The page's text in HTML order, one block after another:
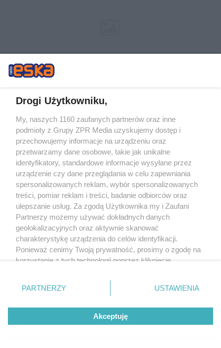
Żaden utwór zamieszczony w serwisie nie może być powielany i
rozpowszechniany lub dalej rozpowszechniany w jakikolwiek sposób (w
tym także elektroniczny lub mechaniczny) na jakimkolwiek polu
eksploatacji w jakiejkolwiek formie, włącznie z umieszczaniem w Internecie
bez pisemnej zgody właściciela praw. Jakiekolwiek użycie lub
wykorzystanie utworów w całości lub w części z naruszeniem prawa, tzn.
bez właściwej zgody, jest zabronione pod groźbą kary i może być ścigane
prawnie.
O nas
Nasze serwisy
Drogi Użytkowniku,
My, naszych 1160 zaufanych partnerów oraz inne
podmioty z Grupy ZPR Media uzyskujemy dostęp i
przechowujemy informacje na urządzeniu oraz
przetwarzamy dane osobowe, takie jak unikalne
identyfikatory, standardowe informacje wysyłane przez
urządzenie czy dane przeglądania w celu zapewniania
spersonalizowanych reklam, wybór spersonalizowanych
treści, pomiar reklam i treści, badanie odbiorców oraz
ulepszanie usług. Za zgodą Użytkownika my i Zaufani
Partnerzy możemy używać dokładnych danych
geolokalizacyjnych oraz aktywnie skanować
charakterystykę urządzenia do celów identyfikacji.
Ponieważ cenimy Twoją prywatność, prosimy o zgodę na
korzystanie z tych technologii poprzez kliknięcie
zmienić/wycofać klikając przycisk ustawień prywatności
znajdujący się w lewym dolnym rogu strony
rodzaje przetwarzania danych nie wymagają zgody
użytkownika, ale masz prawo sprzeciwić się takiemu
przetwarzaniu. Preferencje będą miały zastosowanie tylko
PARTNERZY USTAWIENIA
Akceptuję